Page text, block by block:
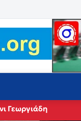
Γεωργιάδη